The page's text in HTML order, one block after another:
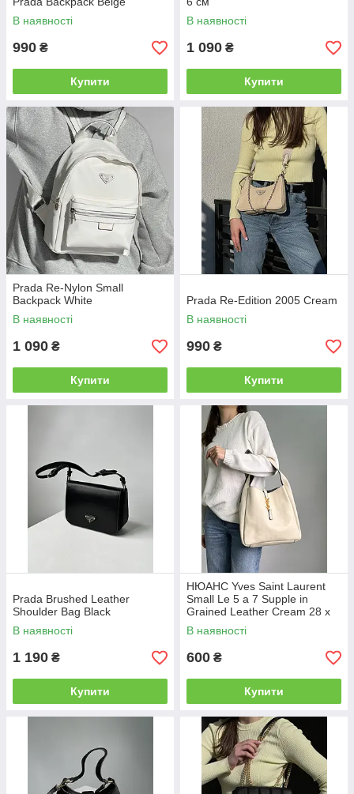
В наявності
990 ₴
Купити
В наявності
1 090 ₴
Купити
Prada Re-Nylon Small
Backpack White
В наявності
1 090 ₴
Купити
Prada Re-Edition 2005 Cream
В наявності
990 ₴
Купити
Prada Brushed Leather
Shoulder Bag Black
В наявності
1 190 ₴
Купити
НЮАНС Yves Saint Laurent
Small Le 5 a 7 Supple in
Grained Leather Cream 28 х
28 х 8 см
В наявності
600 ₴
Купити